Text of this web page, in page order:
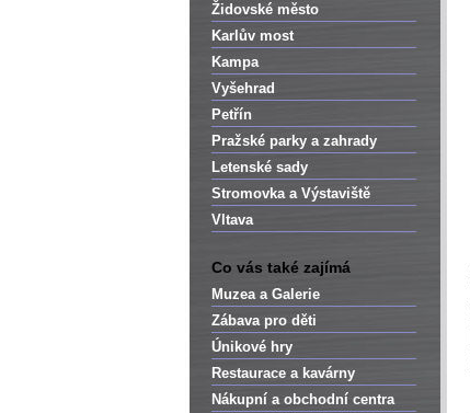
Židovské město
Karlův most
Kampa
Vyšehrad
Petřín
Pražské parky a zahrady
Letenské sady
Stromovka a Výstaviště
Vltava
Co vás také zajímá
Muzea a Galerie
Zábava pro děti
Únikové hry
Restaurace a kavárny
Nákupní a obchodní centra